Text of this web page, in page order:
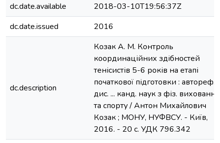
dc.date.available
2018-03-10T19:56:37Z
dc.date.issued
2016
dc.description
Козак А. М. Контроль
координаційних здібностей
тенісистів 5-6 років на етапі
початкової підготовки : автореф.
дис. ... канд. наук з фіз. виховання
та спорту / Антон Михайлович
Козак ; МОНУ, НУФВСУ. - Київ,
2016. - 20 с. УДК 796.342